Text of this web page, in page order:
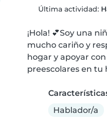
Última actividad:
¡Hola! 💕Soy una
mucho cariño y
hogar y apoyar
preescolares en tu
Hablador/a